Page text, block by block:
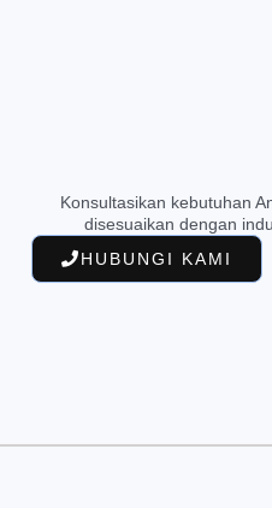
Konsultasikan kebutuhan
disesuaikan dengan
HUBUNGI KAMI